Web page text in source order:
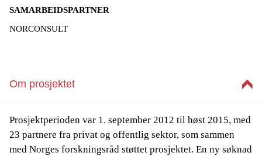
SAMARBEIDSPARTNER
NORCONSULT
Om prosjektet
Prosjektperioden var 1. september 2012 til høst 2015, med
23 partnere fra privat og offentlig sektor, som sammen
med Norges forskningsråd støttet prosjektet. En ny søknad